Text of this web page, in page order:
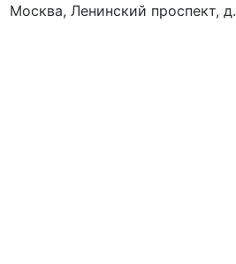
Москва, Ленинский проспект,